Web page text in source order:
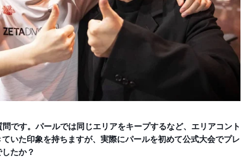
です。パールでは同じエリアをキープするなど、エリアコント
ていた印象を持ちますが、実際にパールを初めて公式大会でプレ
たか？